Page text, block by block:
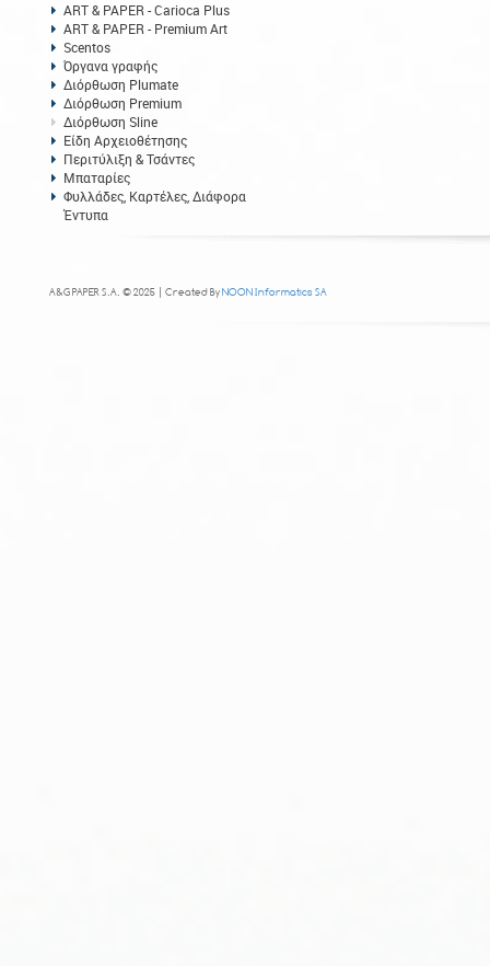
ART & PAPER - Carioca Plus
ART & PAPER - Premium Art
Scentos
Όργανα γραφής
Διόρθωση Plumate
Διόρθωση Premium
Διόρθωση Sline
Είδη Αρχειοθέτησης
Περιτύλιξη & Τσάντες
Μπαταρίες
Φυλλάδες, Καρτέλες, Διάφορα
Έντυπα
A&G PAPER S.A. © 2025 | Created ByNOON Informatics SA